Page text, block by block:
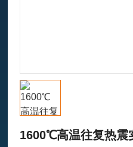
1600℃高温往复热震